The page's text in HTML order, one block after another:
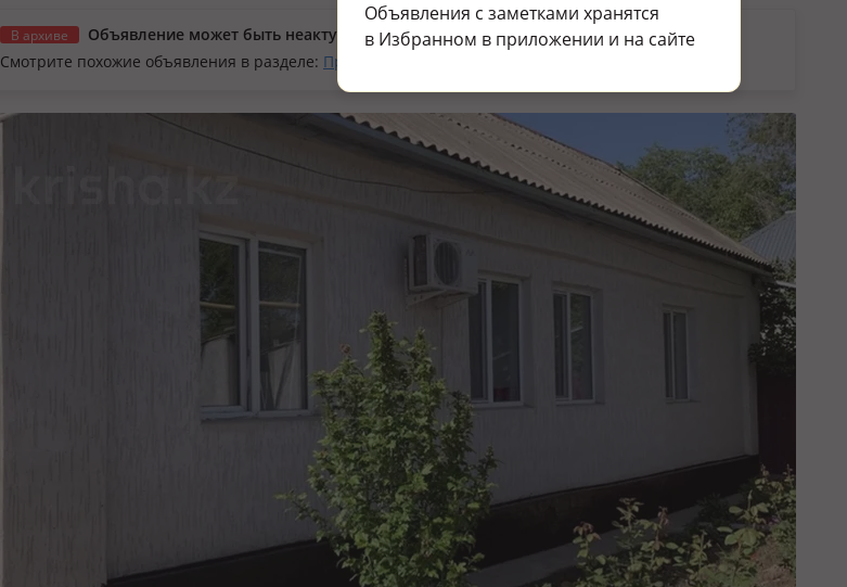
Объявления с заметками хранятся
в Избранном в приложении и на сайте
В архиве
Объявление может быть неактуальным.
Смотрите похожие объявления в разделе: Продажа домов и дач в Кордае